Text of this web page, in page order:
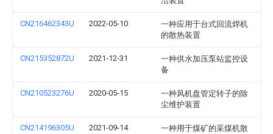
CN216462343U 2022-05-10
一种应用于台式回流焊机
的散热装置
CN215352872U 2021-12-31
一种供水加压泵站监控设
备
CN210523276U 2020-05-15
一种风机盘管定转子的除
尘维护装置
CN214196305U 2021-09-14
一种用于煤矿的采煤机散